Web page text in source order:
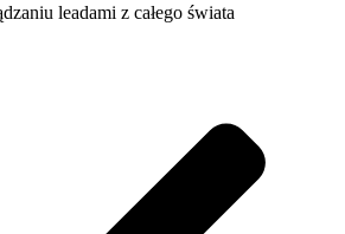
leadami z całego świata